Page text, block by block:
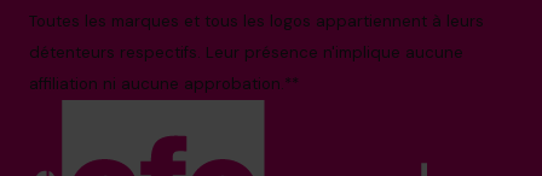
Toutes les marques et tous les logos appartiennent à leurs
détenteurs respectifs. Leur présence n'implique aucune
affiliation ni aucune approbation.**